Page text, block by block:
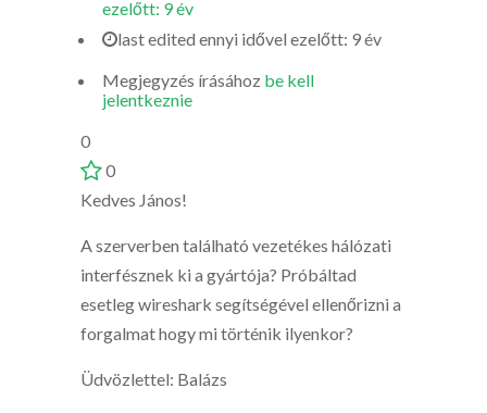
ezelőtt: 9 év
last edited ennyi idővel ezelőtt: 9 év
Megjegyzés írásához be kell
jelentkeznie
0
0
Kedves János!
A szerverben található vezetékes hálózati
interfésznek ki a gyártója? Próbáltad
esetleg wireshark segítségével ellenőrizni a
forgalmat hogy mi történik ilyenkor?
Üdvözlettel: Balázs